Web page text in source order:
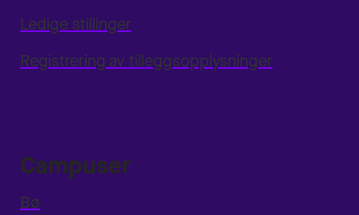
Ledige stillinger
Registrering av tilleggsopplysninger
Campuser
Bø